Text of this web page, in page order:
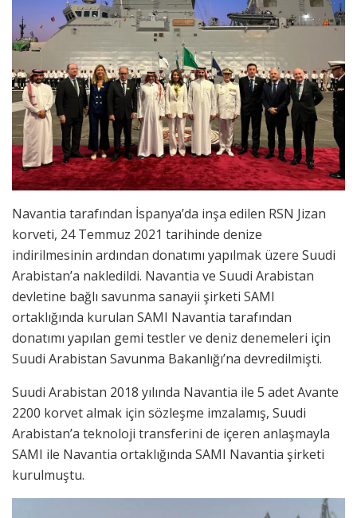
Navantia tarafından İspanya’da inşa edilen RSN Jizan
korveti, 24 Temmuz 2021 tarihinde denize
indirilmesinin ardından donatımı yapılmak üzere Suudi
Arabistan’a nakledildi. Navantia ve Suudi Arabistan
devletine bağlı savunma sanayii şirketi SAMI
ortaklığında kurulan SAMI Navantia tarafından
donatımı yapılan gemi testler ve deniz denemeleri için
Suudi Arabistan Savunma Bakanlığı’na devredilmişti.
Suudi Arabistan 2018 yılında Navantia ile 5 adet Avante
2200 korvet almak için sözleşme imzalamış, Suudi
Arabistan’a teknoloji transferini de içeren anlaşmayla
SAMI ile Navantia ortaklığında SAMI Navantia şirketi
kurulmuştu.